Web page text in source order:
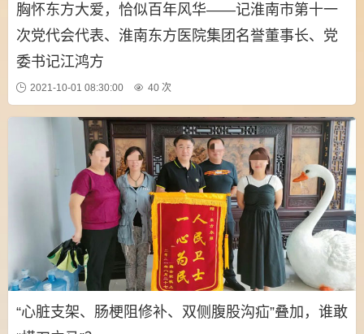
胸怀东方大爱，恰似百年风华——记淮南市第十一
次党代会代表、淮南东方医院集团名誉董事长、党
委书记江鸿方
2021-10-01 08:30:00 40 次
“心脏支架、肠梗阻修补、双侧腹股沟疝”叠加，谁敢